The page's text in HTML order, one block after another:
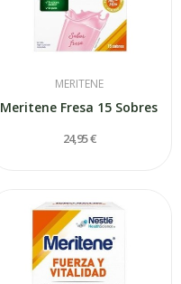
MERITENE
Meritene Fresa 15 Sobres
24,95 €